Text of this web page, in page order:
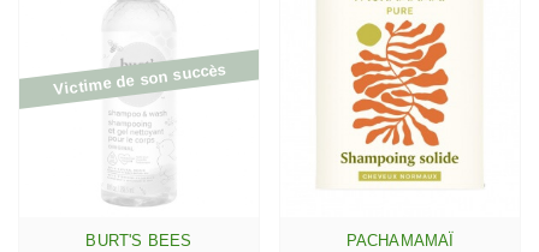
Victime de son succès
BURT'S BEES PACHAMAMAÏ